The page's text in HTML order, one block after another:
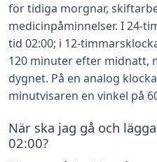
för tidiga morgnar,
medicinpåminnelser. I 24-
tid 02:00; i 12-
120 minuter efter midnatt,
dygnet. På en analog
minutvisaren en vinkel på
När ska jag gå och
02:00?